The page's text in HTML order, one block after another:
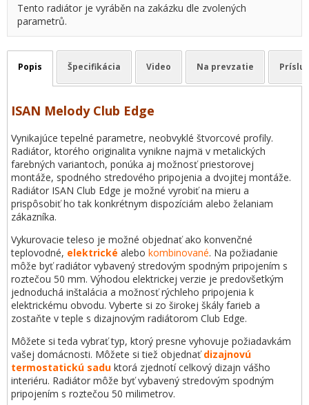
Tento radiátor je vyráběn na zakázku dle zvolených
parametrů.
Popis Špecifikácia Video Na prevzatie
ISAN Melody Club Edge
Vynikajúce tepelné parametre, neobvyklé štvorcové profily.
Radiátor, ktorého originalita vynikne najmä v metalických
farebných variantoch, ponúka aj možnosť priestorovej
montáže, spodného stredového pripojenia a dvojitej montáže.
Radiátor ISAN Club Edge je možné vyrobiť na mieru a
prispôsobiť ho tak konkrétnym dispozíciám alebo želaniam
zákazníka.
Vykurovacie teleso je možné objednať ako konvenčné
teplovodné, elektrické alebo kombinované. Na požiadanie
môže byť radiátor vybavený stredovým spodným pripojením s
roztečou 50 mm. Výhodou elektrickej verzie je predovšetkým
jednoduchá inštalácia a možnosť rýchleho pripojenia k
elektrickému obvodu. Vyberte si zo širokej škály farieb a
zostaňte v teple s dizajnovým radiátorom Club Edge.
Môžete si teda vybrať typ, ktorý presne vyhovuje požiadavkám
vašej domácnosti. Môžete si tiež objednaťdizajnovú
termostatickú sadu ktorá zjednotí celkový dizajn vášho
interiéru. Radiátor môže byť vybavený stredovým spodným
pripojením s roztečou 50 milimetrov.